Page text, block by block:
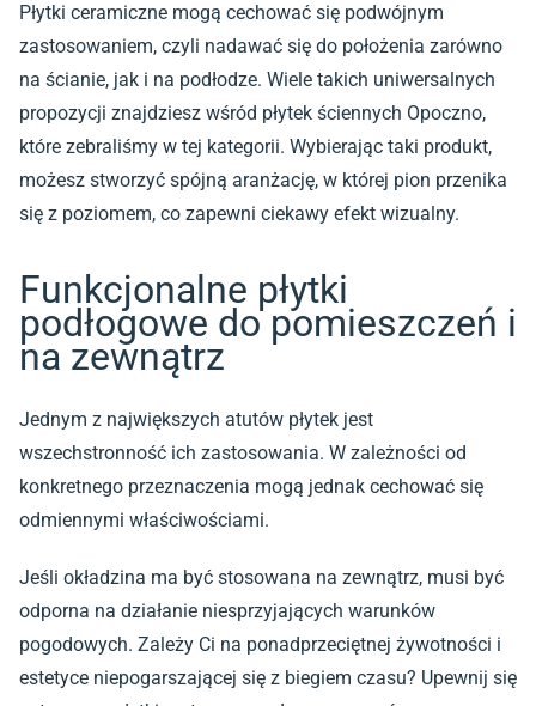
Płytki ceramiczne mogą cechować się podwójnym
zastosowaniem, czyli nadawać się do położenia zarówno
na ścianie, jak i na podłodze. Wiele takich uniwersalnych
propozycji znajdziesz wśród płytek ściennych Opoczno,
które zebraliśmy w tej kategorii. Wybierając taki produkt,
możesz stworzyć spójną aranżację, w której pion przenika
się z poziomem, co zapewni ciekawy efekt wizualny.
Funkcjonalne płytki
podłogowe do pomieszczeń i
na zewnątrz
Jednym z największych atutów płytek jest
wszechstronność ich zastosowania. W zależności od
konkretnego przeznaczenia mogą jednak cechować się
odmiennymi właściwościami.
Jeśli okładzina ma być stosowana na zewnątrz, musi być
odporna na działanie niesprzyjających warunków
pogodowych. Zależy Ci na ponadprzeciętnej żywotności i
estetyce niepogarszającej się z biegiem czasu? Upewnij się